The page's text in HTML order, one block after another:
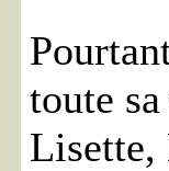
toute
Lisette,